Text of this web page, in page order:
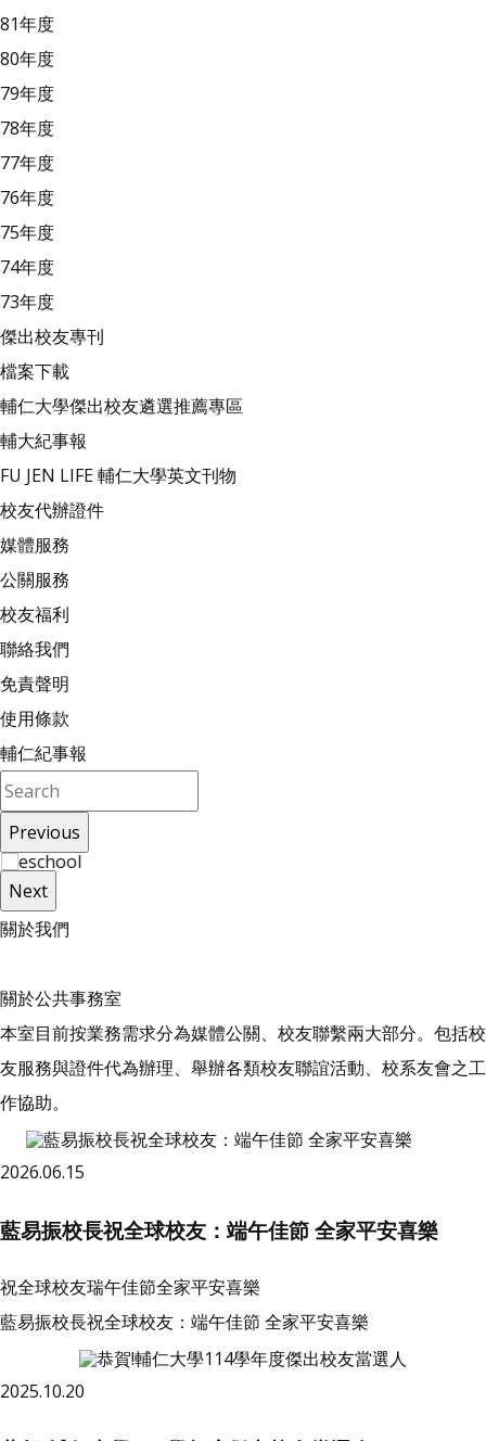
81年度
80年度
79年度
78年度
77年度
76年度
75年度
74年度
73年度
傑出校友專刊
檔案下載
輔仁大學傑出校友遴選推薦專區
輔大紀事報
FU JEN LIFE 輔仁大學英文刊物
校友代辦證件
媒體服務
公關服務
校友福利
聯絡我們
免責聲明
使用條款
輔仁紀事報
Previous
Next
關於我們
關於公共事務室
本室目前按業務需求分為媒體公關、校友聯繫兩大部分。包括校
友服務與證件代為辦理、舉辦各類校友聯誼活動、校系友會之工
作協助。
2026.06.15
藍易振校長祝全球校友：端午佳節 全家平安喜樂
祝全球校友瑞午佳節全家平安喜樂
藍易振校長祝全球校友：端午佳節 全家平安喜樂
2025.10.20